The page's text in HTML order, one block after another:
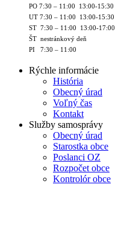
PO 7:30 – 11:00 13:00-15:30
UT 7:30 – 11:00 13:00-15:30
ST 7:30 – 11:00 13:00-17:00
ŠT nestránkový deň
PI 7:30 – 11:00
Rýchle informácie
História
Obecný úrad
Voľný čas
Kontakt
Služby samosprávy
Obecný úrad
Starostka obce
Poslanci OZ
Rozpočet obce
Kontrolór obce